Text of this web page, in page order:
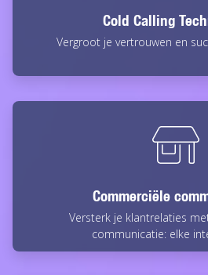
Cold Calling
Vergroot je vertrouwen en
Commerciële
Versterk je klantrelaties
communicatie: elke